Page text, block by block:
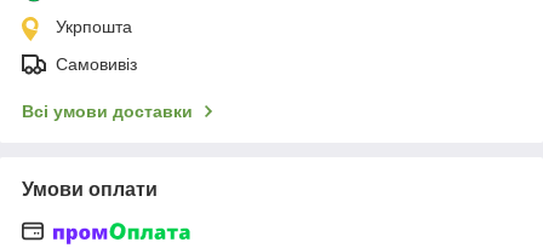
Укрпошта
Самовивіз
Всі умови доставки
Умови оплати